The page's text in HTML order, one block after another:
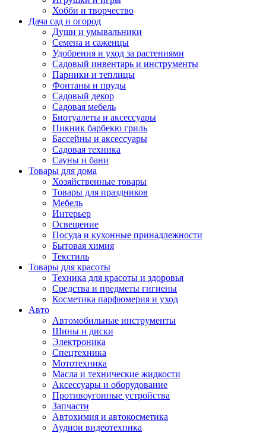
Хобби и творчество
Дача сад и огород
Души и умывальники
Семена и саженцы
Удобрения и уход за растениями
Садовый инвентарь и инструменты
Парники и теплицы
Фонтаны и пруды
Садовый декор
Садовая мебель
Биотуалеты и аксессуары
Пикник барбекю гриль
Бассейны и аксессуары
Садовая техника
Сауны и бани
Товары для дома
Хозяйственные товары
Товары для праздников
Мебель
Интерьер
Освещение
Посуда и кухонные принадлежности
Бытовая химия
Текстиль
Товары для красоты
Техника для красоты и здоровья
Средства и предметы гигиены
Косметика парфюмерия и уход
Авто
Автомобильные инструменты
Шины и диски
Электроника
Спецтехника
Мототехника
Масла и технические жидкости
Аксессуары и оборудование
Противоугонные устройства
Запчасти
Автохимия и автокосметика
Аудиои видеотехника